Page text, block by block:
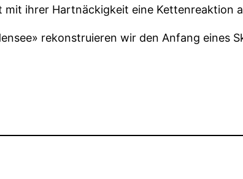
ihrer Hartnäckigkeit eine Kettenreaktion
rekonstruieren wir den Anfang eines